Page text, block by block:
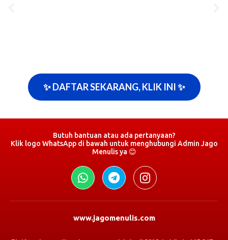
✨ DAFTAR SEKARANG, KLIK INI ✨
Butuh bantuan atau ada pertanyaan?
Klik logo WhatsApp di bawah untuk menghubungi Admin Jago
Menulis ya 😊
www.jagomenulis.com